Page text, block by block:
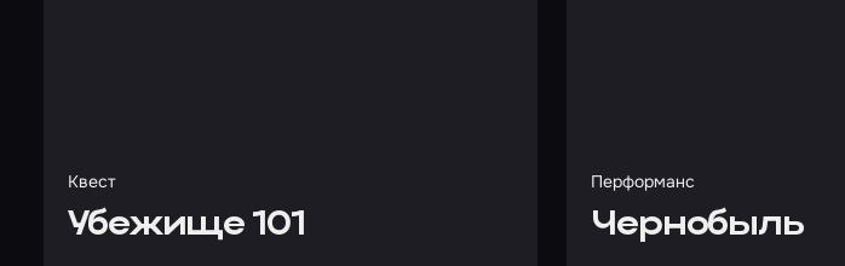
Квест
Убежище 101
Перформанс
Чернобыль